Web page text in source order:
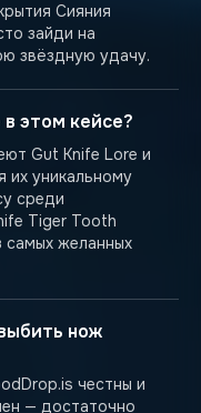
Сияния
зайди на
звёздную удачу.
этом кейсе?
Gut Knife Lore и
их уникальному
среди
Tiger Tooth
самых желанных
нож
честны и
— достаточно